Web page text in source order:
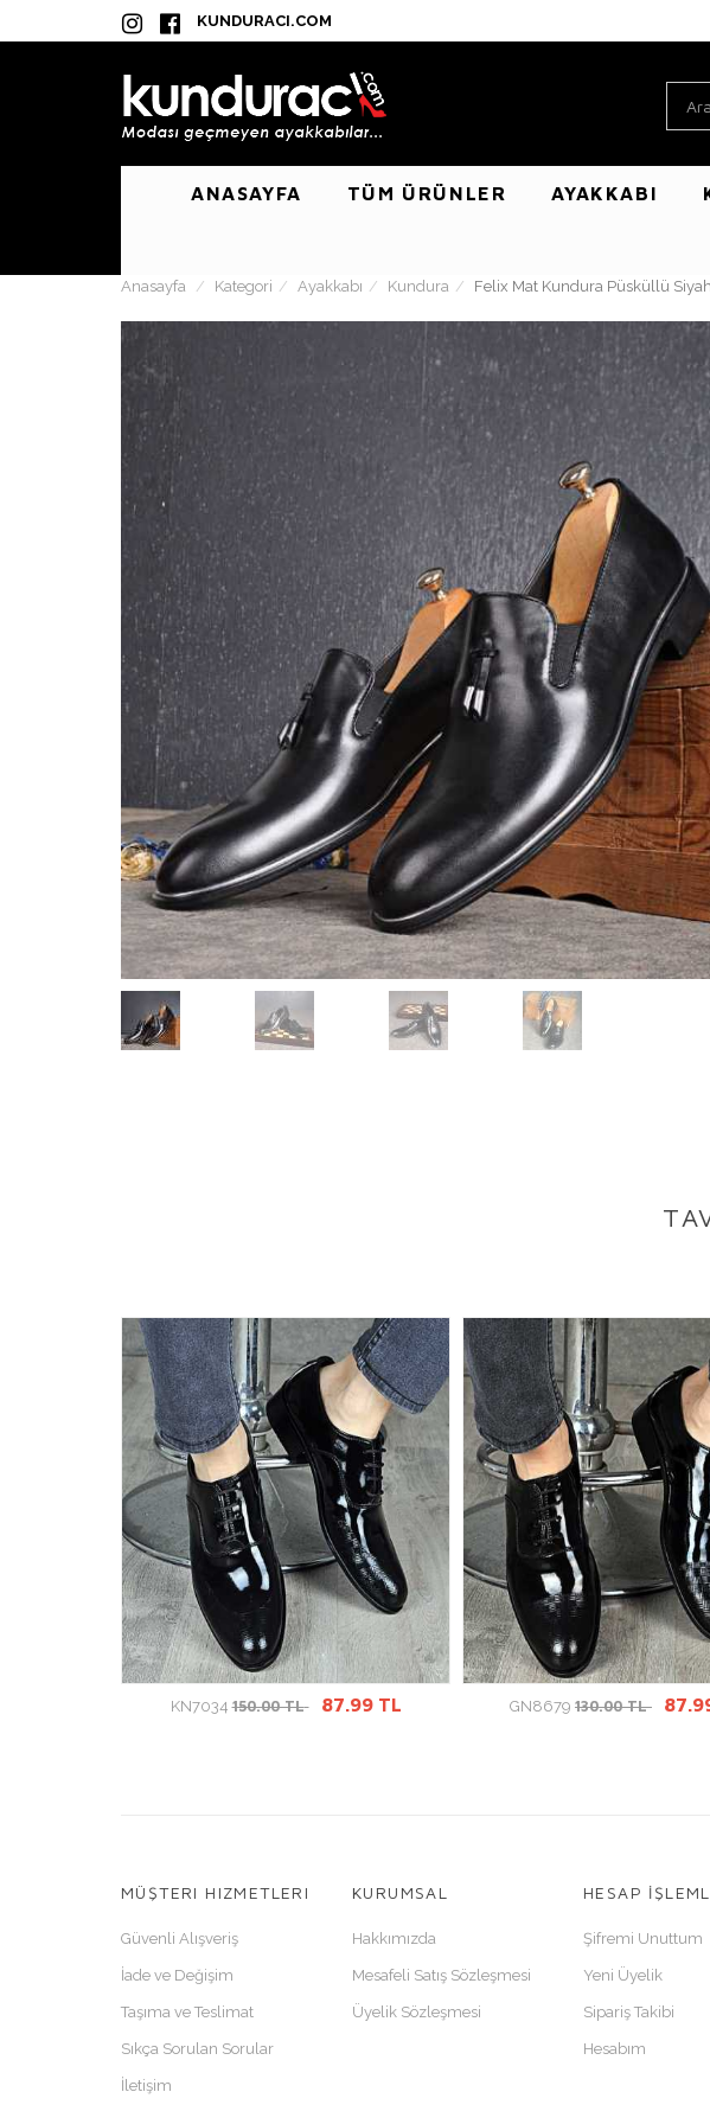
KUNDURACI.COM
ANASAYFA TÜM ÜRÜNLER AYAKKABI
Anasayfa Kategori Ayakkabı Kundura Felix Mat Kundura Püsküllü Siyah
ÜRÜN DETAYINA GİT
KN7034150.00 TL 87.99 TL ÜRÜN DETAYINA GİT
GN8679 130.00 TL
MÜŞTERI HIZMETLERI
Güvenli Alışveriş
İade ve Değişim
Taşıma ve Teslimat
Sıkça Sorulan Sorular
İletişim
KURUMSAL
Hakkımızda
Mesafeli Satış Sözleşmesi
Üyelik Sözleşmesi
HESAP
Şifremi Unuttum
Yeni Üyelik
Sipariş Takibi
Hesabım